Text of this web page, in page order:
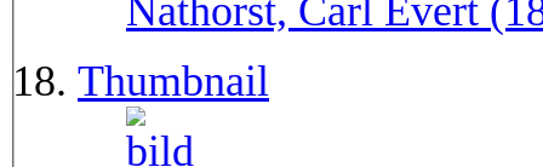
Nathorst, Carl Evert
Thumbnail